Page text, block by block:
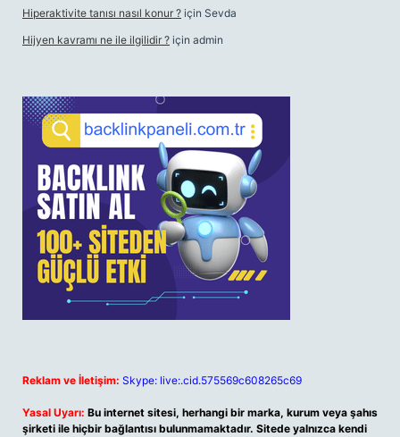
Hiperaktivite tanısı nasıl konur ? için Sevda
Hijyen kavramı ne ile ilgilidir ? için admin
Reklam ve İletişim: Skype: live:.cid.575569c608265c69
Yasal Uyarı: Bu internet sitesi, herhangi bir marka, kurum veya şahıs
şirketi ile hiçbir bağlantısı bulunmamaktadır. Sitede yalnızca kendi